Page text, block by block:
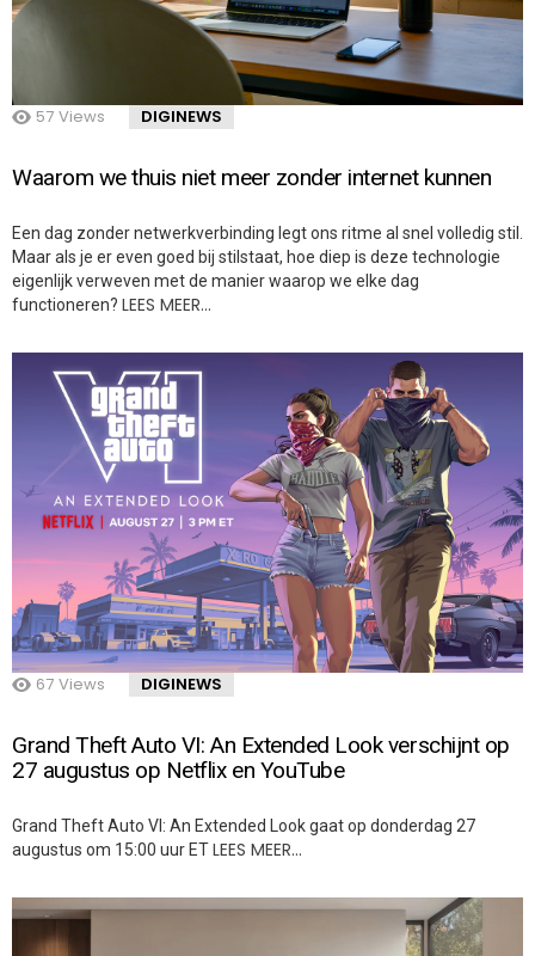
57 Views DIGINEWS
Waarom we thuis niet meer zonder internet kunnen
Een dag zonder netwerkverbinding legt ons ritme al snel volledig stil.
Maar als je er even goed bij stilstaat, hoe diep is deze technologie
eigenlijk verweven met de manier waarop we elke dag
functioneren? LEES MEER…
67 Views DIGINEWS
Grand Theft Auto VI: An Extended Look verschijnt op
27 augustus op Netflix en YouTube
Grand Theft Auto VI: An Extended Look gaat op donderdag 27
augustus om 15:00 uur ETLEES MEER…